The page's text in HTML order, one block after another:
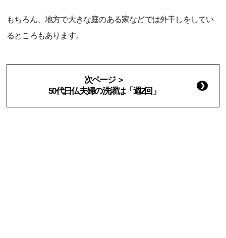
もちろん、地方で大きな庭のある家などでは外干しをしてい
るところもあります。
次ページ ＞
50代日仏夫婦の洗濯は「週2回」